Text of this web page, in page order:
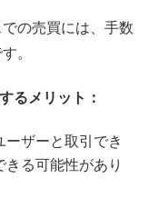
の売買には、手数
。
るメリット：
ーザーと取引でき
る可能性があり